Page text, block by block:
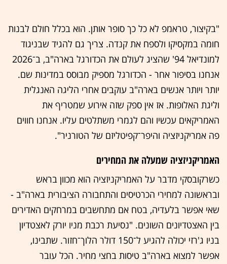
"בקיצור, טראמפ לא כל כך סופר אותן. הוא בכלל חולם לבנות
חומה במקסיקו ולספח את קנדה. צריך גם להגיד שבניגוד
למונדיאל 94' שהציג לעולם את הכדורגל בארה"ב, ב־2026
אנחנו בסיפור אחר - הכדורגל מספיק מבוסס במדינות שם.
יותר ויותר אנשים בארה"ב עוקבים אחרי הליגה האנגלית
וליגת האלופות. אז אין ספק שזה אירוע שמטריף את
האמריקאים עכשיו והם לגמרי משתלטים עליו. אנחנו חווים
פה אמריקניזציה והיפר־קפיטליזם של הטורניר".
האמריקניזציה שמעלה את המחירים
כשרקובסקי מדבר על האמריקניזציה הוא מכוון בראש
ובראשונה למחירי הכרטיסים והתחבורה הציבורית בארה"ב -
שאי אפשר בלעדיה, בטח אם מתחשבים במרחקים האדירים
בין האצטדיונים השונים. "נסיעת רכבת מניו יורק לאצטדיון
בניו ג'רזי יכולה להגיע ל־150 דולר הלוך־חזור. שתבינו,
אפשר למצוא בארה"ב טיסות בחצי מחיר. הכל עובר